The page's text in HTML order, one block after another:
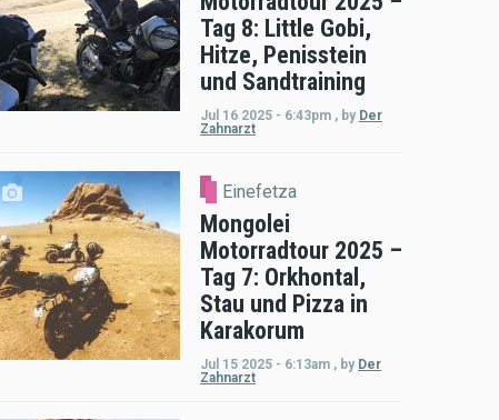
Tag 8: Little Gobi,
Hitze, Penisstein
und Sandtraining
Jul 16 2025 - 6:43pm , by Der
Zahnarzt
Einefetza
Mongolei
Motorradtour 2025 –
Tag 7: Orkhontal,
Stau und Pizza in
Karakorum
Jul 15 2025 - 6:13am , by Der
Zahnarzt